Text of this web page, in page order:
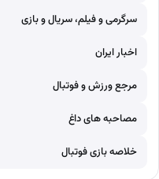
سرگرمی و فیلم، سریال و بازی
اخبار ایران
مرجع ورزش و فوتبال
مصاحبه های داغ
خلاصه بازی فوتبال